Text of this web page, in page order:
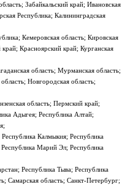
Забайкальский край; Ивановская
Республика; Калининградская
Кемеровская область; Кировская
Красноярский край; Курганская
область; Мурманская область;
Новгородская область;
область; Пермский край;
Адыгея; Республика Алтай;
Калмыкия; Республика
Марий Эл; Республика
Республика Тыва; Республика
Самарская область; Санкт-Петербург;